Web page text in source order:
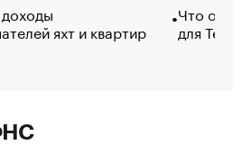
яхт и квартир
Что
для